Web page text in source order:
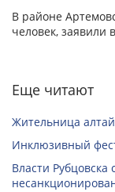
В районе
человек,
Еще читают
Жительница
Инклюзивный
Власти